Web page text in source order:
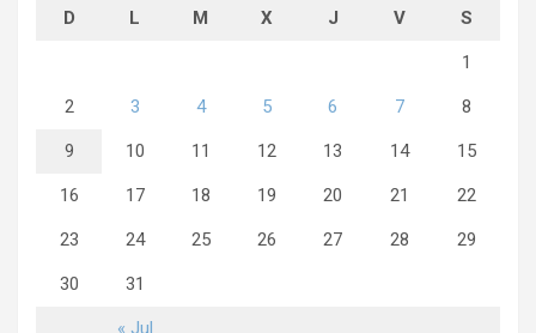
D L M X J V S
« Jul
1
2 3 4 5 6 7 8
9 10 11 12 13 14 15
16 17 18 19 20 21 22
23 24 25 26 27 28 29
30 31